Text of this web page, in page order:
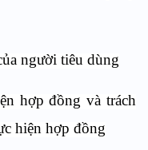
người tiêu dùng
hợp đồng và trách
hiện hợp đồng